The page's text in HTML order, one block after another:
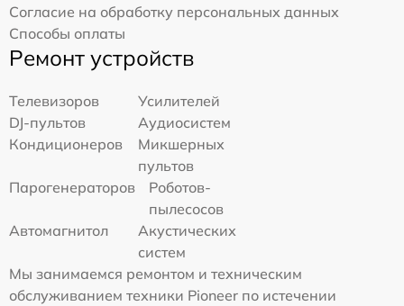
Согласие на обработку персональных данных
Способы оплаты
Ремонт устройств
Телевизоров
Усилителей
DJ-пультов
Аудиосистем
Кондиционеров
Микшерных
пультов
Парогенераторов
Роботов-
пылесосов
Автомагнитол
Акустических
систем
Мы занимаемся ремонтом и техническим
обслуживанием техники Pioneer по истечении